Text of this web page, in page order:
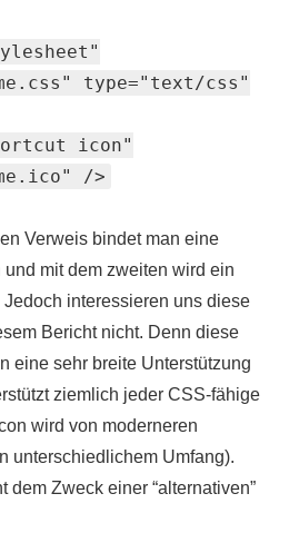
type="text/css"
icon"
/>
Verweis bindet man eine
mit dem zweiten wird ein
interessieren uns diese
Bericht nicht. Denn diese
eine sehr breite Unterstützung
ziemlich jeder CSS-fähige
wird von moderneren
unterschiedlichem Umfang).
dem Zweck einer “alternativen”